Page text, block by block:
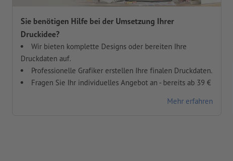
Sie benötigen Hilfe bei der Umsetzung Ihrer
Druckidee?
Wir bieten komplette Designs oder bereiten Ihre
Druckdaten auf.
Professionelle Grafiker erstellen Ihre finalen Druckdaten.
Fragen Sie Ihr individuelles Angebot an - bereits ab 39 €
Mehr erfahren